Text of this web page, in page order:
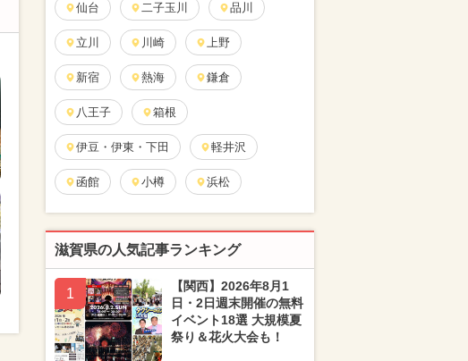
仙台 二子玉川 品川
立川 川崎 上野
新宿 熱海 鎌倉
八王子 箱根
伊豆・伊東・下田 軽井沢
函館 小樽 浜松
滋賀県の人気記事ランキング
1
【関西】2026年8月1
日・2日週末開催の無料
イベント18選 大規模夏
祭り＆花火大会も！